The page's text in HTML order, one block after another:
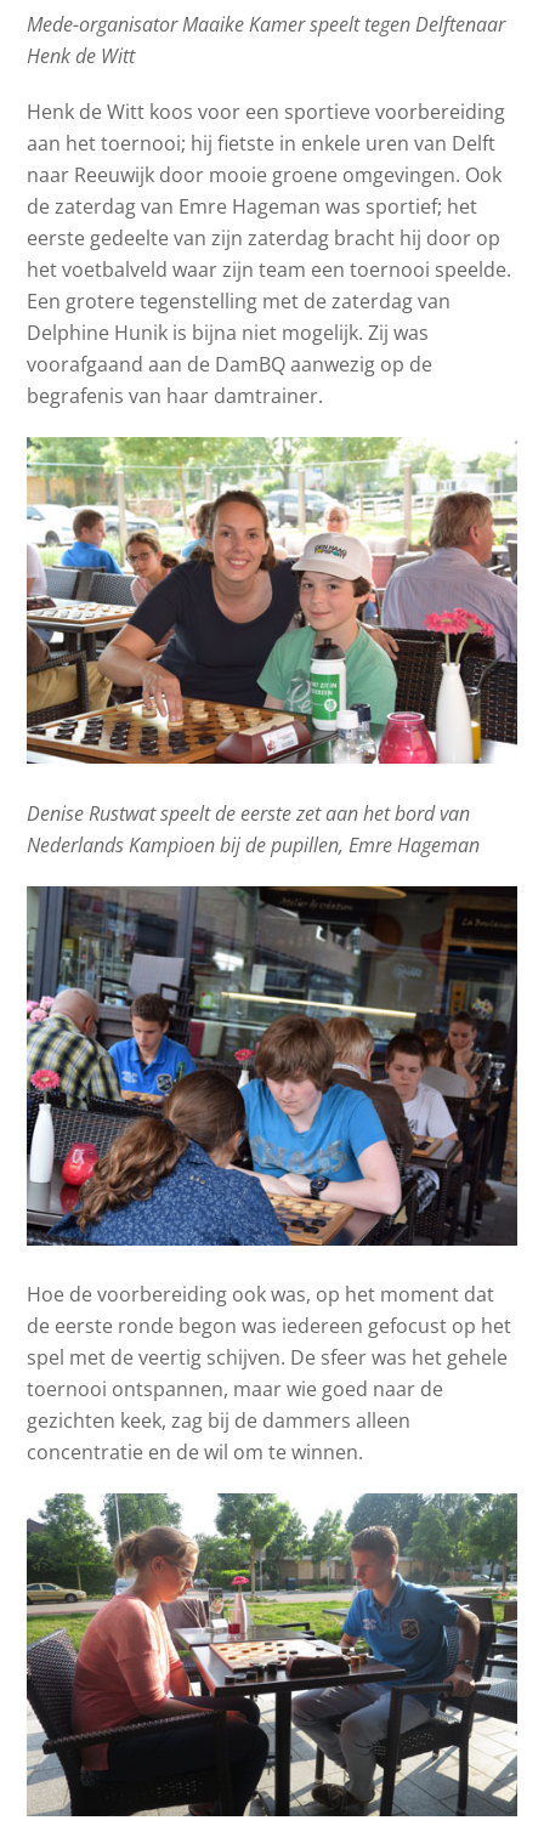
Mede-organisator Maaike Kamer speelt tegen Delftenaar
Henk de Witt
Henk de Witt koos voor een sportieve voorbereiding
aan het toernooi; hij fietste in enkele uren van Delft
naar Reeuwijk door mooie groene omgevingen. Ook
de zaterdag van Emre Hageman was sportief; het
eerste gedeelte van zijn zaterdag bracht hij door op
het voetbalveld waar zijn team een toernooi speelde.
Een grotere tegenstelling met de zaterdag van
Delphine Hunik is bijna niet mogelijk. Zij was
voorafgaand aan de DamBQ aanwezig op de
begrafenis van haar damtrainer.
Denise Rustwat speelt de eerste zet aan het bord van
Nederlands Kampioen bij de pupillen, Emre Hageman
Hoe de voorbereiding ook was, op het moment dat
de eerste ronde begon was iedereen gefocust op het
spel met de veertig schijven. De sfeer was het gehele
toernooi ontspannen, maar wie goed naar de
gezichten keek, zag bij de dammers alleen
concentratie en de wil om te winnen.